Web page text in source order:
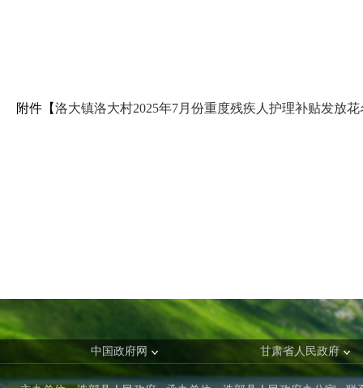
附件【洛大镇洛大村2025年7月份重度残疾人护理补贴发放花
中国政府网 甘肃省人民政府